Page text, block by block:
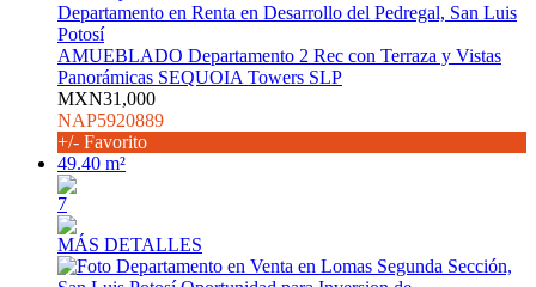
Departamento en Renta en Desarrollo del Pedregal, San Luis
Potosí
AMUEBLADO Departamento 2 Rec con Terraza y Vistas
Panorámicas SEQUOIA Towers SLP
MXN31,000
NAP5920889
+/- Favorito
49.40 m²
7
MÁS DETALLES